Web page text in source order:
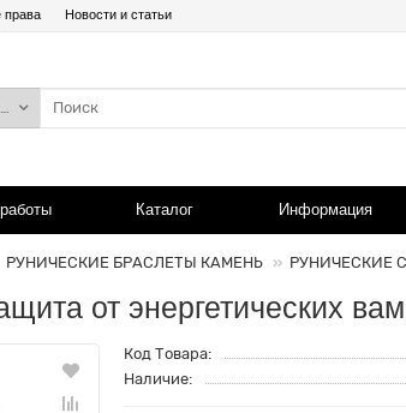
права Новости и статьи
Каталог Информация
РУНИЧЕСКИЕ БРАСЛЕТЫ КАМЕНЬ РУНИЧЕСКИЕ
от энергетических
Код Товара:
Наличие: